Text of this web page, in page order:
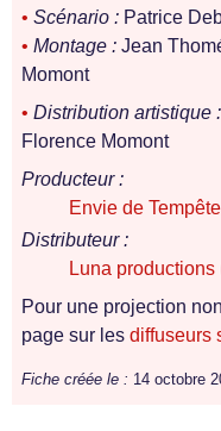
• Scénario : Patrice
• Montage : Jean
Momont
• Distribution artistique :
Florence Momont
Producteur :
Envie de
Distributeur :
Luna productions
Pour une projection
page sur les diffuseurs
Fiche créée le : 14 octobre